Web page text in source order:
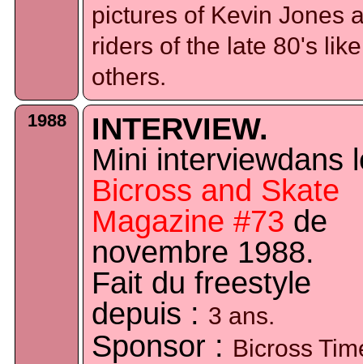
pictures of Kevin Jones
riders of the late 80's
others.
1988
INTERVIEW.
Mini interviewdans
Bicross and Skate
Magazine #73 de
novembre 1988.
Fait du freestyle
depuis : 3 ans.
Sponsor : Bicross